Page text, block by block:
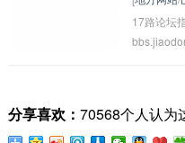
17路论坛
坛，可能
个公交线
市的特定
分享喜欢： 70568个人认为